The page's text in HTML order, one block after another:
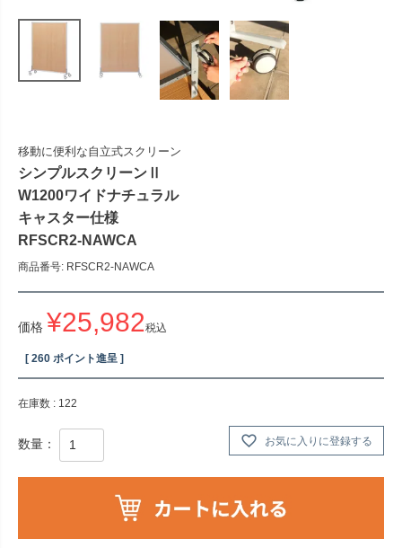
移動に便利な自立式スクリーン
シンプルスクリーンⅡ
W1200ワイドナチュラル
キャスター仕様
RFSCR2-NAWCA
商品番号 RFSCR2-NAWCA
価格 ¥25,982税込
[ 260 ポイント進呈 ]
在庫数 122
お気に入りに登録する